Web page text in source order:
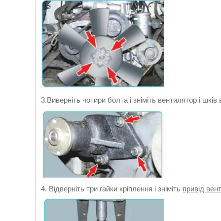
3.Виверніть чотири болта і зніміть вентилятор і
4. Відверніть три гайки кріплення і зніміть привід